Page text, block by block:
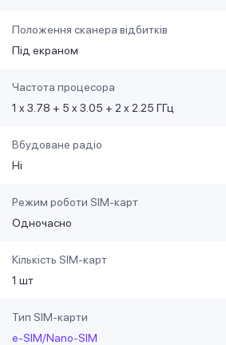
Положення сканера відбитків
Під екраном
Частота процесора
1 x 3.78 + 5 x 3.05 + 2 x 2.25 ГГц
Вбудоване радіо
Ні
Режим роботи SIM-карт
Одночасно
Кількість SIM-карт
1 шт
Тип SIM-карти
e-SIM/Nano-SIM